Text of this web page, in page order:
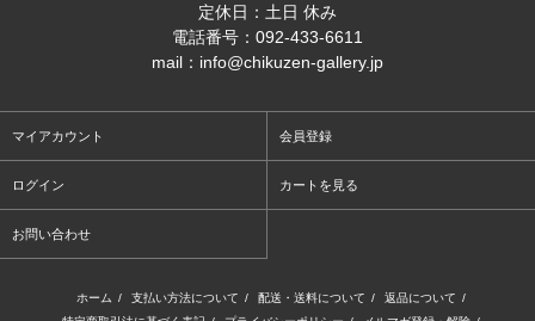
定休日：土日 休み
電話番号：092-433-6611
mail：info@chikuzen-gallery.jp
マイアカウント 会員登録
ログイン カートを見る
お問い合わせ
ホーム / 支払い方法について / 配送・送料について / 返品について /